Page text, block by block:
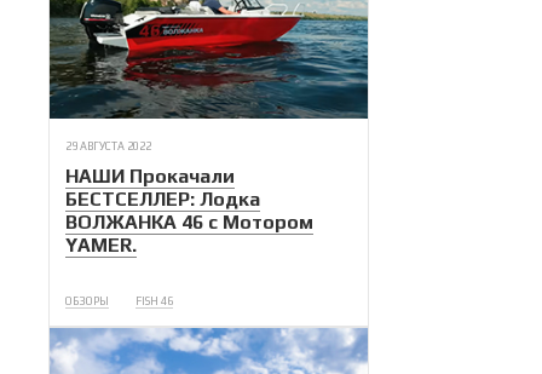
29 АВГУСТА 2022
НАШИ Прокачали
БЕСТСЕЛЛЕР: Лодка
ВОЛЖАНКА 46 с Мотором
YAMER.
ОБЗОРЫ FISH 46